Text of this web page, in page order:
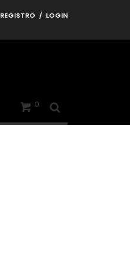
REGISTRO / LOGIN
0